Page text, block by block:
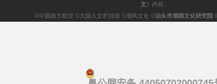
文》内容。
©中国南方航空 ©大国人文栏目组 ©潮风文化 ©汕头市潮商文化研究院